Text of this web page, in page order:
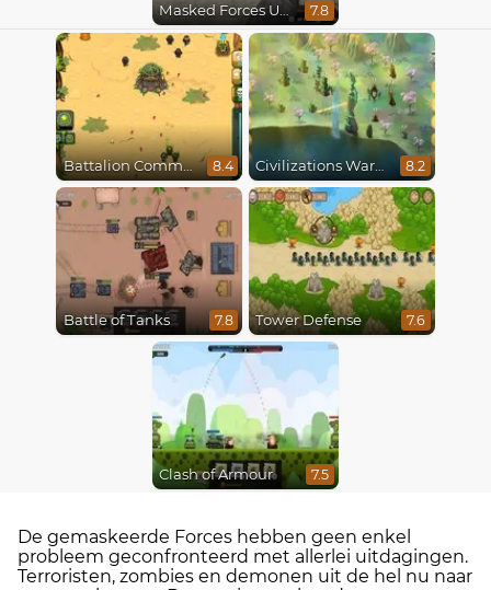
Masked Forces Unlimited 7.8
Battalion Commander 8.4 Civilizations Wars Master Edition 8.2
Battle of Tanks 7.8 Tower Defense 7.6
Clash of Armour 7.5
De gemaskeerde Forces hebben geen enkel
probleem geconfronteerd met allerlei uitdagingen.
Terroristen, zombies en demonen uit de hel nu naar